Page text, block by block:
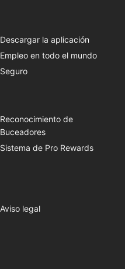
Descargar la aplicación
Empleo en todo el mundo
Seguro
Reconocimiento de
Buceadores
Sistema de Pro Rewards
Aviso legal